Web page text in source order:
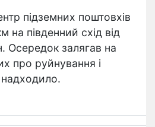
підземних поштовхів
на південний схід від
Осередок залягав на
про руйнування і